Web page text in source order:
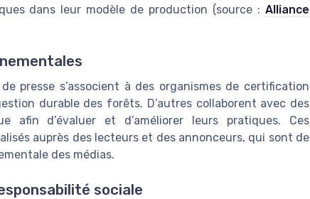
dans leur modèle de production (source : Alliance
presse s’associent à des organismes de certification
durable des forêts. D’autres collaborent avec des
afin d’évaluer et d’améliorer leurs pratiques. Ces
auprès des lecteurs et des annonceurs, qui sont de
des médias.
sociale